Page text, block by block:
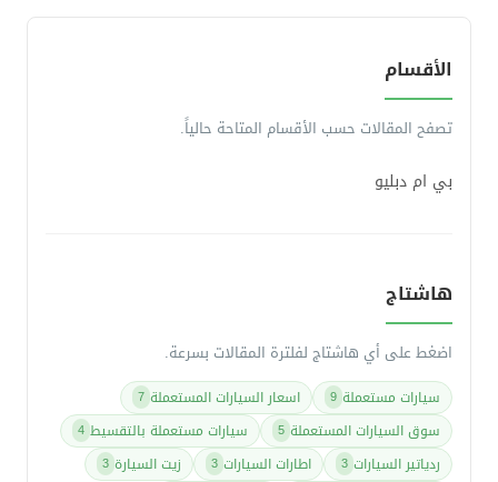
الأقسام
تصفح المقالات حسب الأقسام المتاحة حالياً.
بي ام دبليو
هاشتاج
اضغط على أي هاشتاج لفلترة المقالات بسرعة.
سيارات مستعملة 9 اسعار السيارات المستعملة 7
سوق السيارات المستعملة 5 سيارات مستعملة بالتقسيط 4
ردياتير السيارات 3 اطارات السيارات 3 زيت السيارة 3